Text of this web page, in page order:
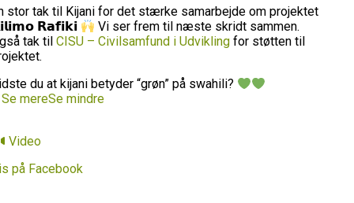
stor tak til Kijani for det stærke samarbejde om projektet
𝗥𝗮𝗳𝗶𝗸𝗶
Vi ser frem til næste skridt sammen.
tak til CISU – Civilsamfund i Udvikling for støtten til
du at kijani betyder “grøn” på swahili?
Se mereSe mindre
Video
på Facebook